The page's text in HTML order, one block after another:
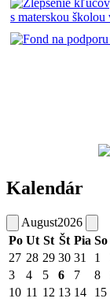
Kalendár
August2026
Po Ut St Št Pia So
27 28 29 30 31 1
3
4 5 6 7 8
10 11 12 13 14 15